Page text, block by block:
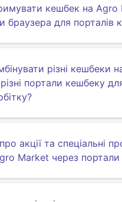
кешбек на Agro
браузера для порталів
різні кешбеки
портали кешбеку
акції та спеціальні
Market через